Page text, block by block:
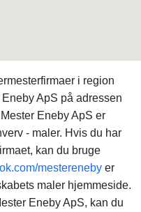
i region
ApS på adressen
Eneby ApS er
- maler. Hvis du har
kan du bruge
mestereneby er
maler hjemmeside.
Eneby ApS, kan du